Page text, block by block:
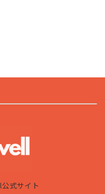
式サイト